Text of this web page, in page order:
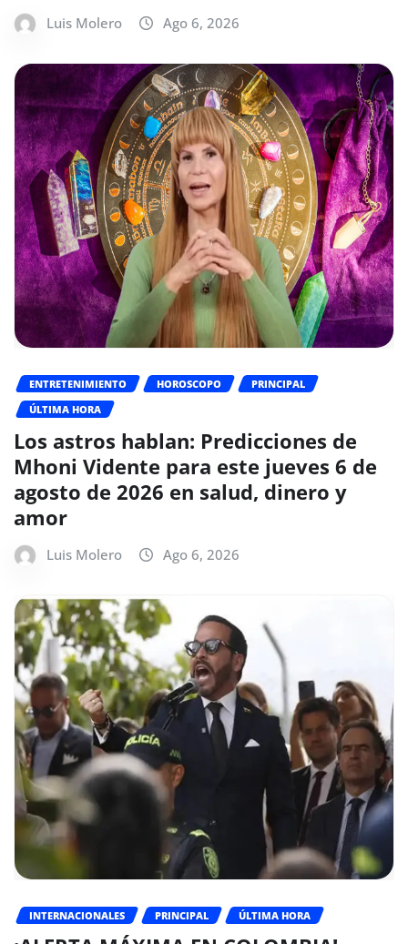
Luis Molero Ago 6, 2026
ENTRETENIMIENTO HOROSCOPO
PRINCIPAL
ÚLTIMA HORA
Los astros hablan: Predicciones de
Mhoni Vidente para este jueves 6 de
agosto de 2026 en salud, dinero y
amor
Luis Molero Ago 6, 2026
INTERNACIONALES PRINCIPAL ÚLTIMA HORA